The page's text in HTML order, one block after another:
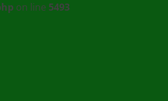
de
on line 5493